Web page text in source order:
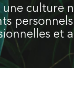
culture
et